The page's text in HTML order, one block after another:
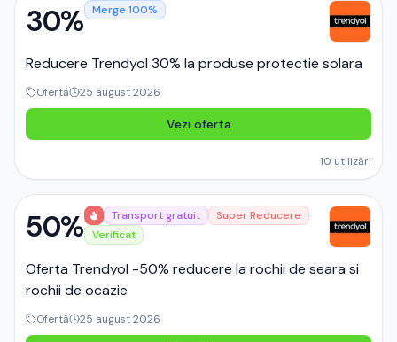
30% Merge 100%
Reducere Trendyol 30% la produse protectie solara
Ofertă 25 august 2026
Vezi oferta
10 utilizări
50% Transport gratuit
Super Reducere
Verificat
Oferta Trendyol -50% reducere la rochii de seara si
rochii de ocazie
Ofertă 25 august 2026